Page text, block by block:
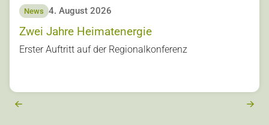
r
u
News 4. August 2026
Zwei Jahre Heimatenergie
Erster Auftritt auf der Regionalkonferenz